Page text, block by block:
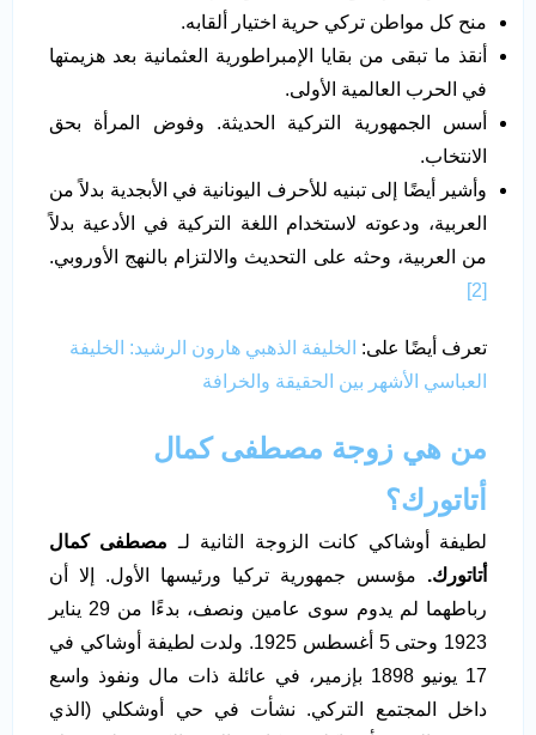
منح كل مواطن تركي حرية اختيار ألقابه.
أنقذ ما تبقى من بقايا الإمبراطورية العثمانية بعد هزيمتها
في الحرب العالمية الأولى.
أسس الجمهورية التركية الحديثة. وفوض المرأة بحق
الانتخاب.
وأشير أيضًا إلى تبنيه للأحرف اليونانية في الأبجدية بدلاً من
العربية، ودعوته لاستخدام اللغة التركية في الأدعية بدلاً
من العربية، وحثه على التحديث والالتزام بالنهج الأوروبي.
[2]
تعرف أيضًا على: الخليفة الذهبي هارون الرشيد: الخليفة
العباسي الأشهر بين الحقيقة والخرافة
من هي زوجة مصطفى كمال
أتاتورك؟
لطيفة أوشاكي كانت الزوجة الثانية لـ مصطفى كمال
أتاتورك. مؤسس جمهورية تركيا ورئيسها الأول. إلا أن
رباطهما لم يدوم سوى عامين ونصف، بدءًا من 29 يناير
1923 وحتى 5 أغسطس 1925. ولدت لطيفة أوشاكي في
17 يونيو 1898 بإزمير، في عائلة ذات مال ونفوذ واسع
داخل المجتمع التركي. نشأت في حي أوشكلي (الذي